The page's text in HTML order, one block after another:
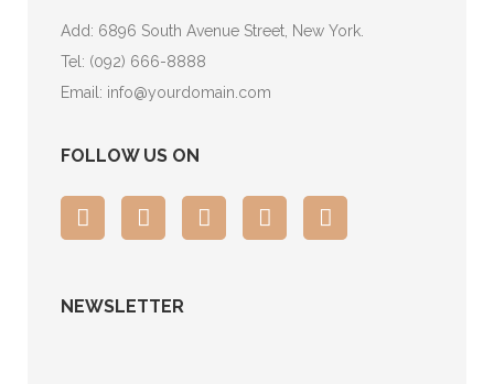
Add: 6896 South Avenue Street, New York.
Tel: (092) 666-8888
Email: info@yourdomain.com
FOLLOW US ON
NEWSLETTER